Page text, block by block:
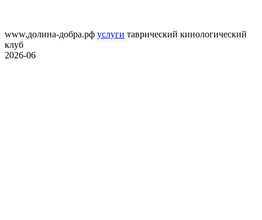
www.долина-добра.рф услуги таврический кинологический
клуб
2026-06